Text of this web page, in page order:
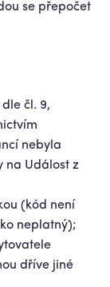
se přepočet
čl. 9,
nebyla
na Událost z
(kód není
neplatný);
dříve jiné